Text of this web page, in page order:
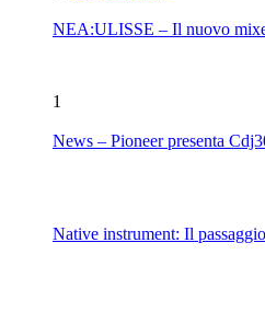
NEA:ULISSE – Il nuovo
1
News – Pioneer presenta
Native instrument: Il